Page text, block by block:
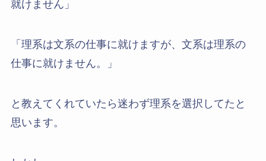
就けません」
「理系は文系の仕事に就けますが、文系は理系の
仕事に就けません。」
と教えてくれていたら迷わず理系を選択してたと
思います。